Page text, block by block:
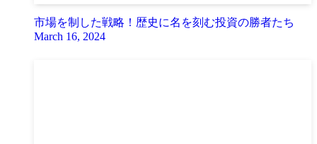
市場を制した戦略！歴史に名を刻む投資の勝者たち
March 16, 2024